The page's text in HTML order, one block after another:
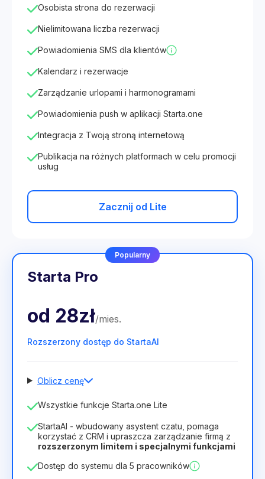
Osobista strona do rezerwacji
Nielimitowana liczba rezerwacji
Powiadomienia SMS dla klientów
Kalendarz i rezerwacje
Zarządzanie urlopami i harmonogramami
Powiadomienia push w aplikacji Starta.one
Integracja z Twoją stroną internetową
Publikacja na różnych platformach w celu promocji
usług
Zacznij od Lite
Popularny
Starta Pro
od 28zł/mies.
Rozszerzony dostęp do StartaAI
Oblicz cenę
Liczba pracowników
Czas trwania licencji
12 Months(zniżka -25%) Opłacalny
40zł28zł miesiąc
Wszystkie funkcje Starta.one Lite
StartaAI - wbudowany asystent czatu, pomaga
korzystać z CRM i upraszcza zarządzanie firmą z
rozszerzonym limitem i specjalnymi funkcjami
Dostęp do systemu dla 5 pracowników